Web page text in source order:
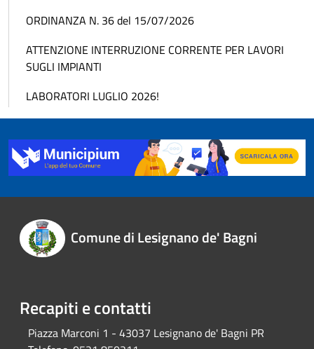
ORDINANZA N. 36 del 15/07/2026
ATTENZIONE INTERRUZIONE CORRENTE PER LAVORI
SUGLI IMPIANTI
LABORATORI LUGLIO 2026!
Comune di Lesignano de' Bagni
Recapiti e contatti
Piazza Marconi 1 - 43037 Lesignano de' Bagni PR